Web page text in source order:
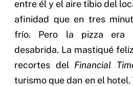
entre él y el aire tibio del
afinidad que en tres
frío. Pero la pizza era
desabrida. La mastiqué
recortes del Financial
turismo que dan en el